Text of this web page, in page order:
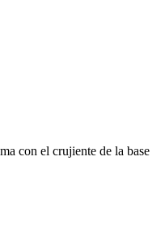
con el crujiente de la base